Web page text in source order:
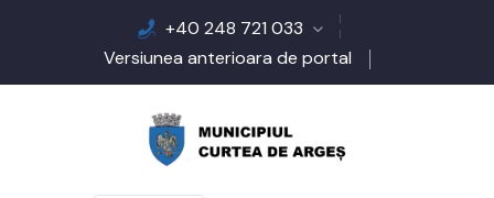
+40 248 721 033
Versiunea anterioara de portal